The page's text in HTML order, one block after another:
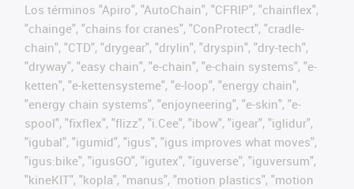
Los términos "Apiro", "AutoChain", "CFRIP", "chainflex",
"chainge", "chains for cranes", "ConProtect", "cradle-
chain", "CTD", "drygear", "drylin", "dryspin", "dry-tech",
"dryway", "easy chain", "e-chain", "e-chain systems", "e-
ketten", "e-kettensysteme", "e-loop", "energy chain",
"energy chain systems", "enjoyneering", "e-skin", "e-
spool", "fixflex", "flizz", "i.Cee", "ibow", "igear", "iglidur",
"igubal", "igumid", "igus", "igus improves what moves",
"igus:bike", "igusGO", "igutex", "iguverse", "iguversum",
"kineKIT", "kopla", "manus", "motion plastics", "motion